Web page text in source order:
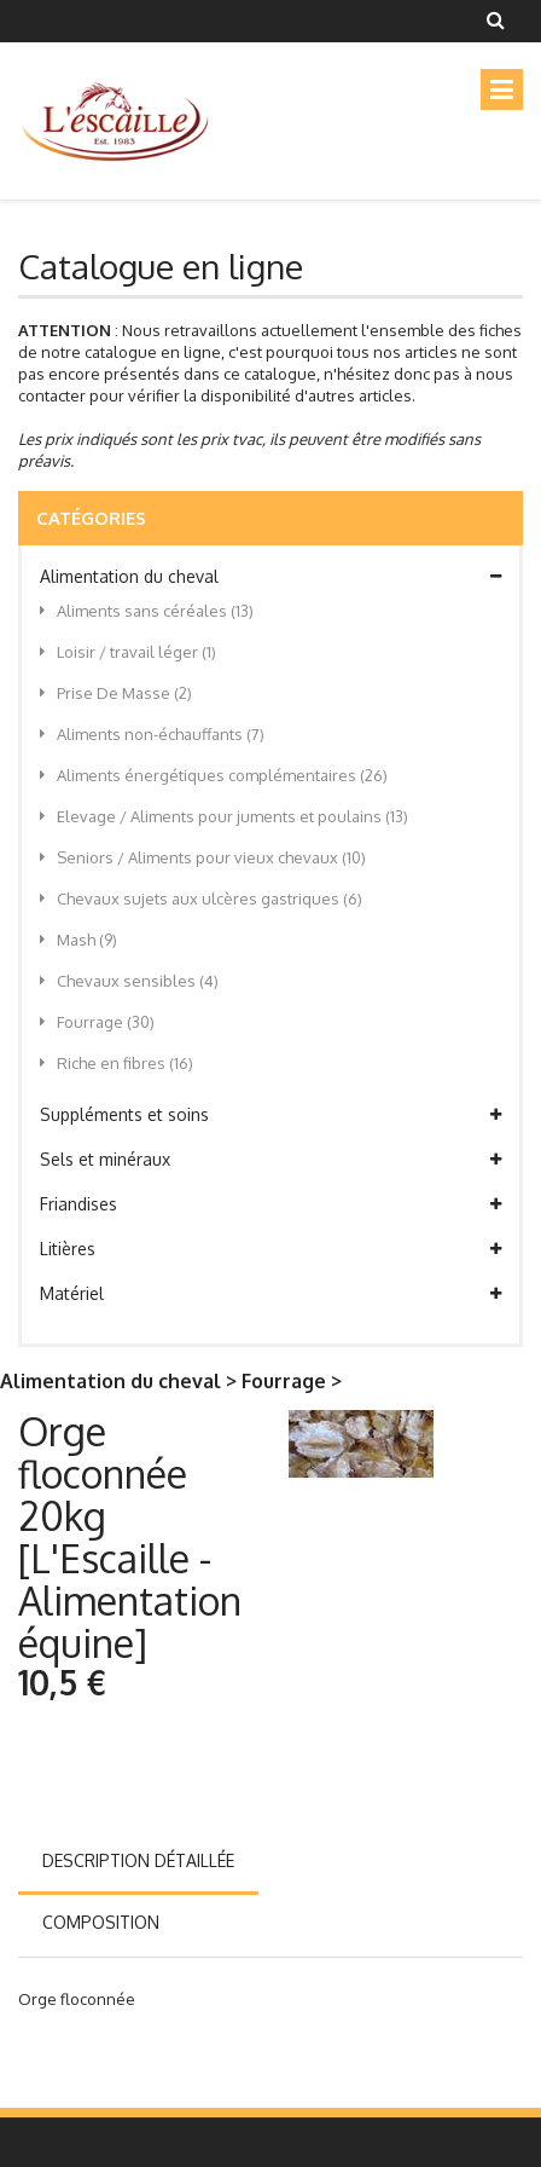
Catalogue en ligne
ATTENTION : Nous retravaillons actuellement l'ensemble des fiches
de notre catalogue en ligne, c'est pourquoi tous nos articles ne sont
pas encore présentés dans ce catalogue, n'hésitez donc pas à nous
contacter pour vérifier la disponibilité d'autres articles.
Les prix indiqués sont les prix tvac, ils peuvent être modifiés sans
préavis.
CATÉGORIES
Alimentation du cheval
Aliments sans céréales (13)
Loisir / travail léger (1)
Prise De Masse (2)
Aliments non-échauffants (7)
Aliments énergétiques complémentaires (26)
Elevage / Aliments pour juments et poulains (13)
Seniors / Aliments pour vieux chevaux (10)
Chevaux sujets aux ulcères gastriques (6)
Mash (9)
Chevaux sensibles (4)
Fourrage (30)
Riche en fibres (16)
Suppléments et soins
Sels et minéraux
Friandises
Litières
Matériel
Alimentation du cheval > Fourrage >
Orge
floconnée
20kg
[L'Escaille -
Alimentation
équine]
10,5 €
DESCRIPTION DÉTAILLÉE
COMPOSITION
Orge floconnée